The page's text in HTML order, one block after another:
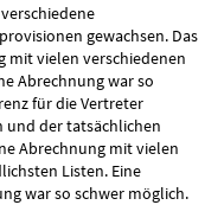
gewachsen. Das
mit vielen verschiedenen
Abrechnung war so
für die Vertreter
und der tatsächlichen
Abrechnung mit vielen
Listen. Eine
war so schwer möglich.